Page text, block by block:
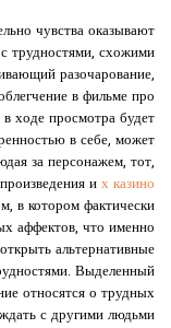
чувства оказывают
трудностями, схожими
разочарование,
в фильме про
ходе просмотра будет
в себе, может
за персонажем, тот,
и х казино
в котором фактически
аффектов, что именно
альтернативные
Выделенный
относятся о трудных
с другими людьми.